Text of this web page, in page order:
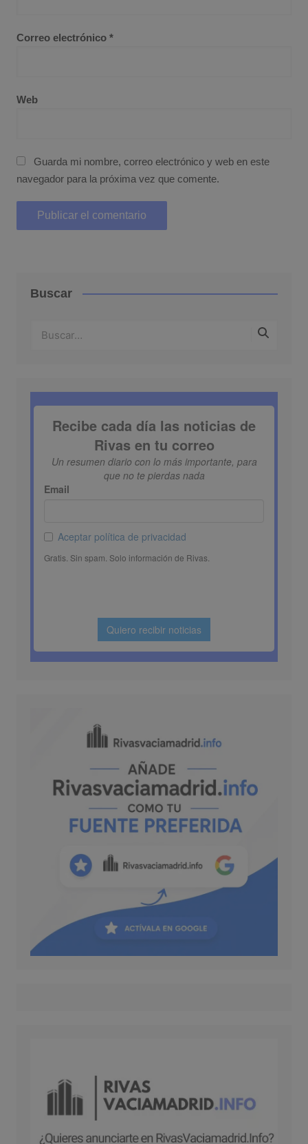
Correo electrónico *
Web
Guarda mi nombre, correo electrónico y web en este
navegador para la próxima vez que comente.
Buscar